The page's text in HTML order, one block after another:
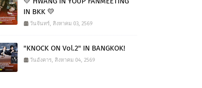
IN BKK 💛
วันจันทร์, สิงหาคม 03, 2569
"KNOCK ON Vol.2" IN BANGKOK!
วันอังคาร, สิงหาคม 04, 2569